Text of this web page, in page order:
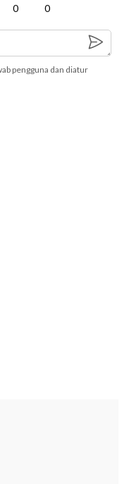
0 0
pengguna dan diatur